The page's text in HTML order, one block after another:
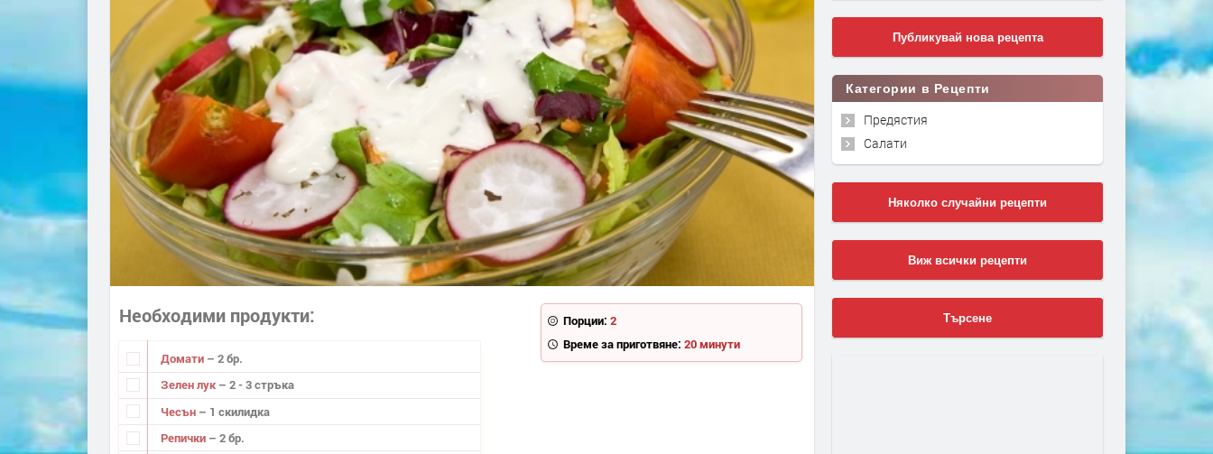
Порции: 2
Време за приготвяне: 20 минути
Необходими продукти
Домати – 2 бр.
Зелен лук – 2 - 3 стръка
Чесън – 1 скилидка
Репички – 2 бр.
Публикувай нова рецепта
Категории в Рецепти
Предястия
Салати
Няколко случайни рецепти
Виж всички рецепти
Търсене